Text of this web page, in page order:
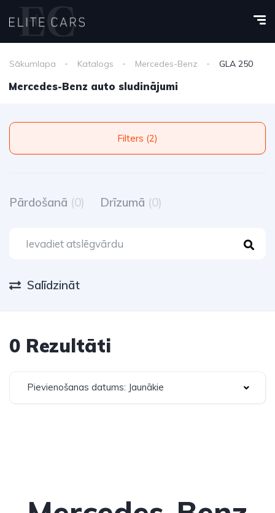
Sākumlapa Katalogs Mercedes-Benz GLA 250
Mercedes-Benz auto sludinājumi
Filters (2)
Pārdošanā (0) Drīzumā (0)
Salīdzināt
0 Rezultāti
Pievienošanas datums: Jaunākie